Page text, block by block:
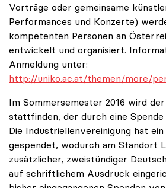
Vorträge oder gemeinsame
Performances und Konzerte)
kompetenten Personen an
entwickelt und organisiert.
Anmeldung unter:
http://uniko.ac.at/themen/more/
Im Sommersemester 2016 wird
stattfinden, der durch eine
Die Industriellenvereinigung hat ein
gespendet, wodurch am Standort
zusätzlicher, zweistündiger
auf schriftlichem Ausdruck